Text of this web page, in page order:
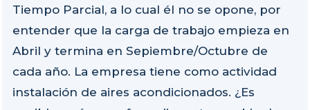
Tiempo Parcial, a lo cual él no se opone, por
entender que la carga de trabajo empieza en
Abril y termina en Sepiembre/Octubre de
cada año. La empresa tiene como actividad
instalación de aires acondicionados. ¿Es